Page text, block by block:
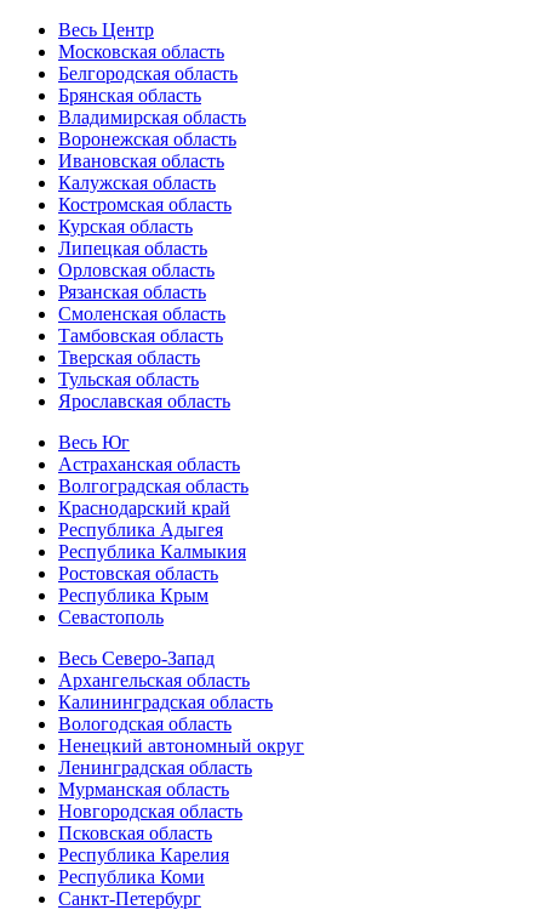
Весь Центр
Московская область
Белгородская область
Брянская область
Владимирская область
Воронежская область
Ивановская область
Калужская область
Костромская область
Курская область
Липецкая область
Орловская область
Рязанская область
Смоленская область
Тамбовская область
Тверская область
Тульская область
Ярославская область
Весь Юг
Астраханская область
Волгоградская область
Краснодарский край
Республика Адыгея
Республика Калмыкия
Ростовская область
Республика Крым
Севастополь
Весь Северо-Запад
Архангельская область
Калининградская область
Вологодская область
Ненецкий автономный округ
Ленинградская область
Мурманская область
Новгородская область
Псковская область
Республика Карелия
Республика Коми
Санкт-Петербург